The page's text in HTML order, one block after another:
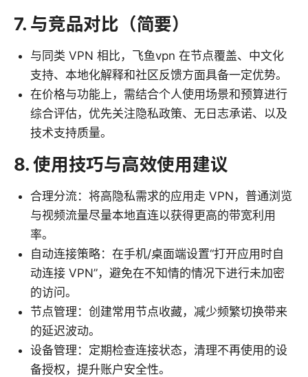
7. 与竞品对比（简要）
与同类 VPN 相比，飞鱼vpn 在节点覆盖、中文化
支持、本地化解释和社区反馈方面具备一定优势。
在价格与功能上，需结合个人使用场景和预算进行
综合评估，优先关注隐私政策、无日志承诺、以及
技术支持质量。
8. 使用技巧与高效使用建议
合理分流：将高隐私需求的应用走 VPN，普通浏览
与视频流量尽量本地直连以获得更高的带宽利用
率。
自动连接策略：在手机/桌面端设置“打开应用时自
动连接 VPN”，避免在不知情的情况下进行未加密
的访问。
节点管理：创建常用节点收藏，减少频繁切换带来
的延迟波动。
设备管理：定期检查连接状态，清理不再使用的设
备授权，提升账户安全性。